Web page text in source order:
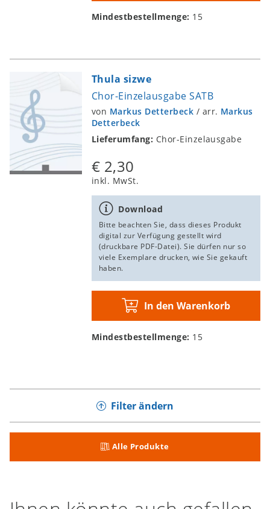
Mindestbestellmenge: 15
Thula sizwe
Chor-Einzelausgabe SATB
von Markus Detterbeck / arr. Markus
Detterbeck
Lieferumfang: Chor-Einzelausgabe
€ 2,30
inkl. MwSt.
Download
Bitte beachten Sie, dass dieses Produkt
digital zur Verfügung gestellt wird
(druckbare PDF-Datei). Sie dürfen nur so
viele Exemplare drucken, wie Sie gekauft
haben.
In den Warenkorb
Mindestbestellmenge: 15
Filter ändern
Alle Produkte